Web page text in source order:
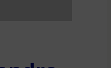
du seuil de